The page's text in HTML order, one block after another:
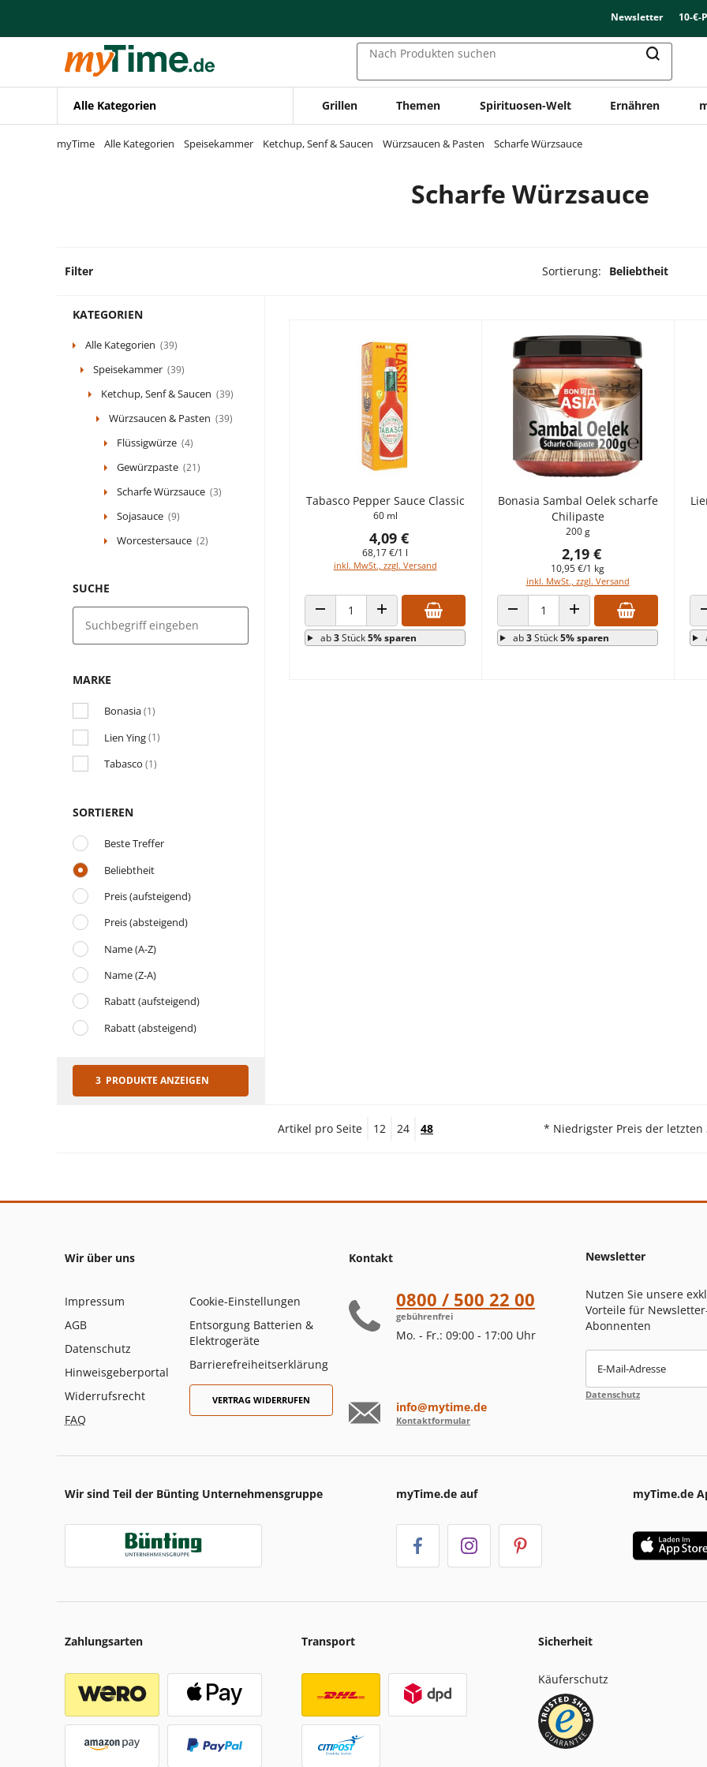
Zur Navigation springen
Zur Suche springen
Newsletter 10-€-
Nach Produkten suchen
Alle Kategorien Grillen Themen Spirituosen-Welt Ernähren
myTime Alle Kategorien Speisekammer Ketchup, Senf & Saucen Würzsaucen & Pasten Scharfe Würzsauce
Scharfe Würzsauce
Filter Sortierung: Beliebtheit
KATEGORIEN
Alle Kategorien (39)
Speisekammer (39)
Ketchup, Senf & Saucen (39)
Würzsaucen & Pasten (39)
Flüssigwürze (4)
Gewürzpaste (21)
Scharfe Würzsauce (3)
Sojasauce (9)
Worcestersauce (2)
SUCHE
MARKE
Bonasia(1)
Lien Ying(1)
Tabasco (1)
SORTIEREN
Beste Treffer
Beliebtheit
Preis (aufsteigend)
Preis (absteigend)
Name (A-Z)
Name (Z-A)
Rabatt (aufsteigend)
Rabatt (absteigend)
3 PRODUKTE ANZEIGEN
Tabasco Pepper Sauce Classic
60 ml
4,09 €
68,17 €/1 l
inkl. MwSt., zzgl. Versand
ANZAHL VERRINGERNANZAHL ERHÖHEN
ab3Stück5% sparen
Bonasia Sambal Oelek scharfe
Chilipaste
200 g
2,19 €
10,95 €/1 kg
inkl. MwSt., zzgl. Versand
ANZAHL VERRINGERNANZAHL ERHÖHEN
ab3Stück5% sparen
Artikel pro Seite 12 24 48 * Niedrigster Preis der letzten
Wir über uns
Impressum
AGB
Datenschutz
Hinweisgeberportal
Widerrufsrecht
FAQ
Cookie-Einstellungen
Entsorgung Batterien &
Elektrogeräte
Barrierefreiheitserklärung
VERTRAG WIDERRUFEN
Kontakt
0800 / 500 22 00
gebührenfrei
Mo. - Fr.: 09:00 - 17:00 Uhr
info@mytime.de
Kontaktformular
Newsletter
Nutzen Sie unsere
Vorteile für
Abonnenten
E-Mail-Adresse
Datenschutz
Wir sind Teil der Bünting Unternehmensgruppe myTime.de auf myTime.de
Zahlungsarten Transport Sicherheit
Käuferschutz